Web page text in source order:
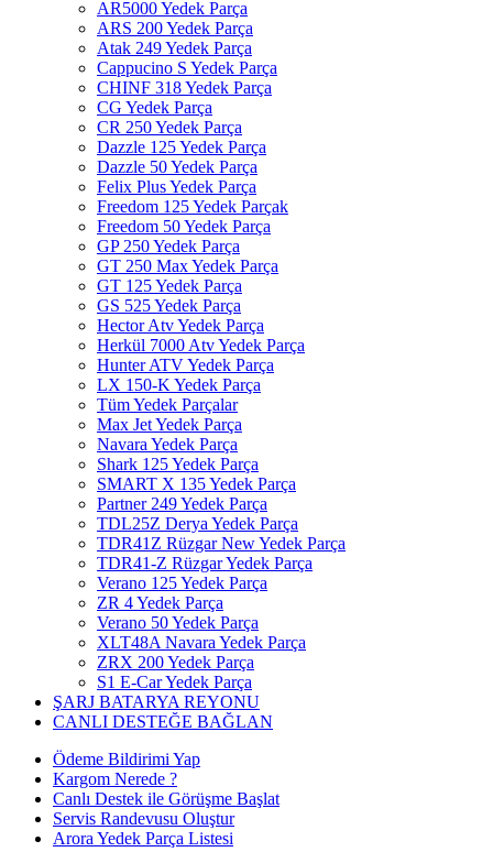
AR5000 Yedek Parça
ARS 200 Yedek Parça
Atak 249 Yedek Parça
Cappucino S Yedek Parça
CHINF 318 Yedek Parça
CG Yedek Parça
CR 250 Yedek Parça
Dazzle 125 Yedek Parça
Dazzle 50 Yedek Parça
Felix Plus Yedek Parça
Freedom 125 Yedek Parçak
Freedom 50 Yedek Parça
GP 250 Yedek Parça
GT 250 Max Yedek Parça
GT 125 Yedek Parça
GS 525 Yedek Parça
Hector Atv Yedek Parça
Herkül 7000 Atv Yedek Parça
Hunter ATV Yedek Parça
LX 150-K Yedek Parça
Tüm Yedek Parçalar
Max Jet Yedek Parça
Navara Yedek Parça
Shark 125 Yedek Parça
SMART X 135 Yedek Parça
Partner 249 Yedek Parça
TDL25Z Derya Yedek Parça
TDR41Z Rüzgar New Yedek Parça
TDR41-Z Rüzgar Yedek Parça
Verano 125 Yedek Parça
ZR 4 Yedek Parça
Verano 50 Yedek Parça
XLT48A Navara Yedek Parça
ZRX 200 Yedek Parça
S1 E-Car Yedek Parça
ŞARJ BATARYA REYONU
CANLI DESTEĞE BAĞLAN
Ödeme Bildirimi Yap
Kargom Nerede ?
Canlı Destek ile Görüşme Başlat
Servis Randevusu Oluştur
Arora Yedek Parça Listesi